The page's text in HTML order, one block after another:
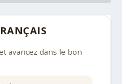
avancez dans le bon